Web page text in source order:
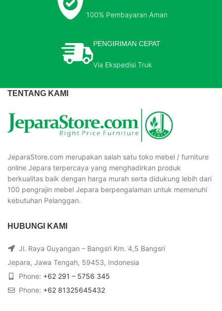
100% Pembayaran Aman
PENGIRIMAN CEPAT
Via Ekspedisi Truk
TENTANG KAMI
JeparaStore.com merupakan salah satu toko mebel / furniture
online Jepara terpercaya yang menghadirkan produk
berkualitas baik dengan harga murah serta didukung lebih dari
100 pengrajin mebel Jepara berpengalaman untuk memenuhi
kebutuhan Pelanggan.
HUBUNGI KAMI
Jl. Raya Guyangan – Bangsri Km. 4,5 Bangsri
Jepara, Jawa Tengah, 59453, Indonesia
Phone: +62 291 – 5756 345
Phone: +62 81325645432